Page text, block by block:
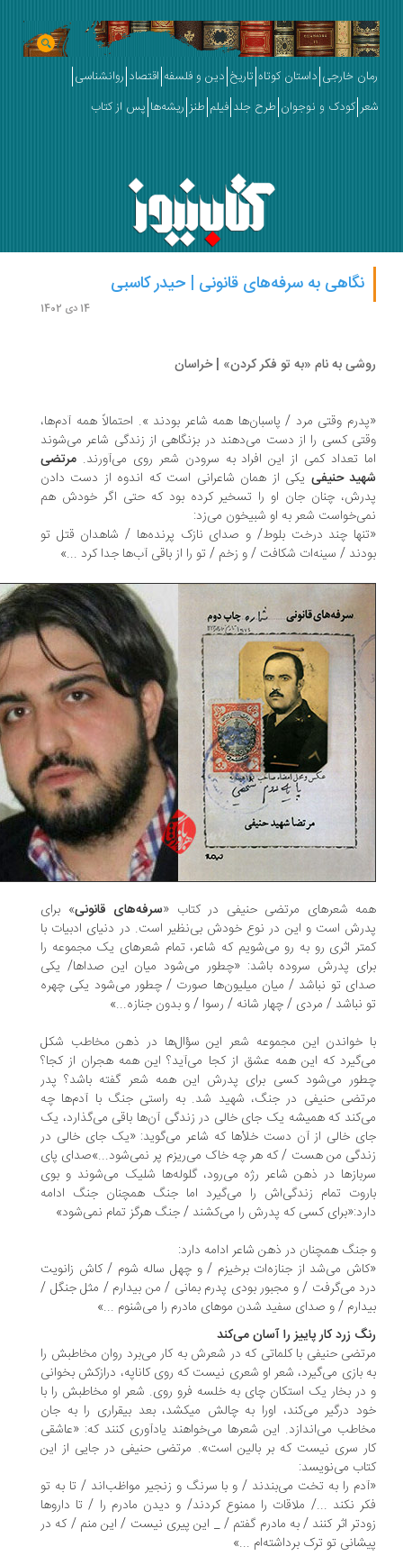
خارجی داستان کوتاه تاریخ دین و فلسفه اقتصاد روانشناسی
کودک و نوجوان طرح جلد فیلم طنز ریشه‌ها پس از کتاب
نگاهی به سرفه‌های قانونی | حیدر کاسبی
به نام «به تو فکر کردن» | خراسان
وقتی مرد / پاسبان‌ها همه شاعر بودند ». احتمالاً همه آدم‌ها،
کسی را از دست می‌دهند در بزنگاهی از زندگی شاعر می‌شوند
تعداد کمی از این افراد به سرودن شعر روی می‌آورند.مرتضی
حنیفی یکی از همان شاعرانی است که اندوه از دست دادن
چنان جان او را تسخیر کرده بود که حتی اگر خودش هم
شعر به او شبیخون می‌زد:
چند درخت بلوط/ و صدای نازک پرنده‌ها / شاهدان قتل تو
/ سینه‌ات شکافت / و زخم / تو را از باقی آب‌ها جدا کرد ...»
شعرهای مرتضی حنیفی در کتاب «سرفه‌های قانونی » برای
است و این در نوع خودش بی‌نظیر است. در دنیای ادبیات با
اثری رو به رو می‌شویم که شاعر، تمام شعرهای یک مجموعه را
پدرش سروده باشد: «چطور می‌شود میان این صداها/ یکی
تو نباشد / میان میلیون‌ها صورت / چطور می‌شود یکی چهره
نباشد / مردی / چهار شانه / رسوا / و بدون جنازه...»
خواندن این مجموعه شعر این سؤال‌ها در ذهن مخاطب شکل
که این همه عشق از کجا می‌آید؟ این همه هجران از کجا؟
می‌شود کسی برای پدرش این همه شعر گفته باشد؟ پدر
حنیفی در جنگ، شهید شد. به راستی جنگ با آدم‌ها چه
که همیشه یک جای خالی در زندگی آن‌ها باقی می‌گذارد، یک
خالی از آن دست خلأها که شاعر می‌گوید: «یک جای خالی در
من هست / که هر چه خاک می‌ریزم پر نمی‌شود...»صدای پای
در ذهن شاعر رژه می‌رود، گلوله‌ها شلیک می‌شوند و بوی
تمام زندگی‌اش را می‌گیرد اما جنگ همچنان جنگ ادامه
کسی که پدرش را می‌کشند / جنگ هرگز تمام نمی‌شود»
همچنان در ذهن شاعر ادامه دارد:
می‌شد از جنازه‌ات برخیزم / و چهل ساله شوم / کاش زانویت
می‌گرفت / و مجبور بودی پدرم بمانی / من بیدارم / مثل جنگل /
/ و صدای سفید شدن موهای مادرم را می‌شنوم ...»
زرد کار پاییز را آسان می‌کند
حنیفی با کلماتی که در شعرش به کار می‌برد روان مخاطبش را
بازی می‌گیرد، شعر او شعری نیست که روی کاناپه، درازکش بخوانی
بخار یک استکان چای به خلسه فرو روی. شعر او مخاطبش را با
خود درگیر می‌کند، اورا به چالش می‎کشد، بعد بی‎قراری را به جان
می‌اندازد. این شعرها می‌خواهند یادآوری کنند که: «عاشقی
سری نیست که بر بالین است». مرتضی حنیفی در جایی از این
می‌نویسد:
را به تخت می‌بندند / و با سرنگ و زنجیر مواظب‌اند / تا به تو
نکند .../ ملاقات را ممنوع کردند/ و دیدن مادرم را / تا داروها
اثر کنند / به مادرم گفتم / _ این پیری نیست / این منم / که در
تو ترک برداشته‌ام ...»